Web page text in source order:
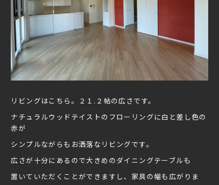
リビングはこちら。２１.２帖の広さです。
ナチュラルウッドテイストのフローリングに白と差し色の
赤が
シンプルながらもお洒落なリビングです。
広さが十分にあるので大きめのダイニングテーブルも
置いていただくことができますし、家具の幅も広がりま